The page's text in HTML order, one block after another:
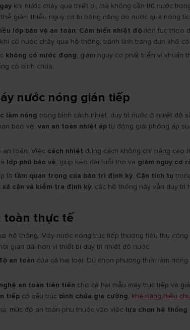
khi nước chảy qua thiết bị, mà không cần trữ nước
giảm thiểu nguy cơ bị bỏng nặng do nước quá nóng
lớp bảo vệ an toàn. Cảm biến nhiệt độ liên tục theo
có nước chảy qua hệ thống, tránh tình trạng đun khô
không có nước đọng, giảm nguy cơ phát triển vi khuẩn
có bình chứa.
nước nóng gián tiếp
làm nóng trong bình cách nhiệt, duy trì nước ở nhiệt độ
bảo vệ: van an toàn nhiệt áp tự động giải phóng áp
an toàn. Việc cách nhiệt đúng cách không chỉ nâng cao
lớp phủ bảo vệ, giúp kéo dài tuổi thọ và giảm nguy cơ
là tầm quan trọng của bảo trì định kỳ. Cặn tích tụ
xả cặn và kiểm tra định kỳ, các hệ thống này vẫn duy trì
toàn thực tế
hệ thống. Máy nước nóng trực tiếp thường tiêu thụ
gian dài hơn vì thiết bị duy trì nhiệt độ nước.
an toàn của cả hai loại. Dù chọn phương thức làm
an toàn tiên tiến cho cả hai mẫu máy trực tiếp và
tiếp có cấu trúc bình chứa gia cường, khả năng hiệu
mức độ an toàn phụ thuộc vào việc lựa chọn hệ thống